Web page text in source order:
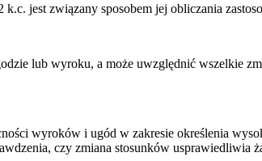
jest związany sposobem jej obliczania
lub wyroku, a może uwzględnić wszelkie
wyroków i ugód w zakresie określenia
czy zmiana stosunków